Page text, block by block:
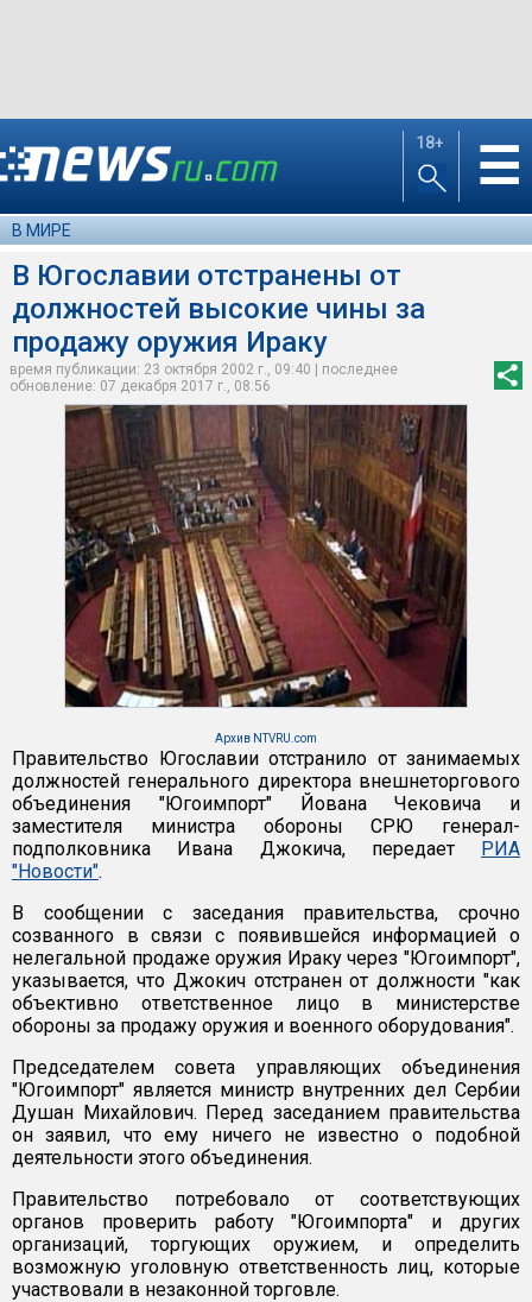
18+ ☰
В МИРЕ
В Югославии отстранены от
должностей высокие чины за
продажу оружия Ираку
время публикации: 23 октября 2002 г., 09:40 | последнее
обновление: 07 декабря 2017 г., 08:56
Архив NTVRU.com
Правительство Югославии отстранило от занимаемых
должностей генерального директора внешнеторгового
объединения "Югоимпорт" Йована Чековича и
заместителя министра обороны СРЮ генерал-
подполковника Ивана Джокича, передает РИА
"Новости".
В сообщении с заседания правительства, срочно
созванного в связи с появившейся информацией о
нелегальной продаже оружия Ираку через "Югоимпорт",
указывается, что Джокич отстранен от должности "как
объективно ответственное лицо в министерстве
обороны за продажу оружия и военного оборудования".
Председателем совета управляющих объединения
"Югоимпорт" является министр внутренних дел Сербии
Душан Михайлович. Перед заседанием правительства
он заявил, что ему ничего не известно о подобной
деятельности этого объединения.
Правительство потребовало от соответствующих
органов проверить работу "Югоимпорта" и других
организаций, торгующих оружием, и определить
возможную уголовную ответственность лиц, которые
участвовали в незаконной торговле.